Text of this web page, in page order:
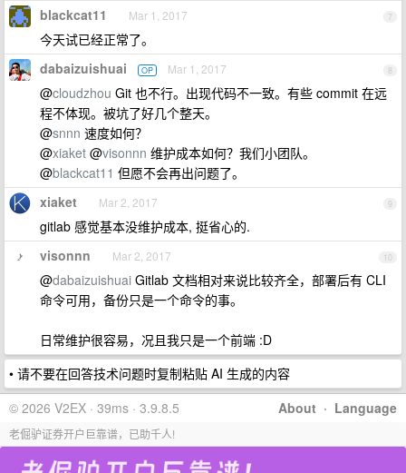
7
blackcat11 Mar 1, 2017
今天试已经正常了。
8
dabaizuishuai OP Mar 1, 2017
@cloudzhou Git 也不行。出现代码不一致。有些 commit 在远
程不体现。被坑了好几个整天。
@snnn 速度如何？
@xiaket @visonnn 维护成本如何？我们小团队。
@blackcat11 但愿不会再出问题了。
9
xiaket Mar 2, 2017
gitlab 感觉基本没维护成本, 挺省心的.
10
visonnn Mar 2, 2017
@dabaizuishuai Gitlab 文档相对来说比较齐全，部署后有 CLI
命令可用，备份只是一个命令的事。
日常维护很容易，况且我只是一个前端 :D
• 请不要在回答技术问题时复制粘贴 AI 生成的内容
About · Language
© 2026 V2EX · 39ms · 3.9.8.5
老倔驴证券开户巨靠谱，已助千人!